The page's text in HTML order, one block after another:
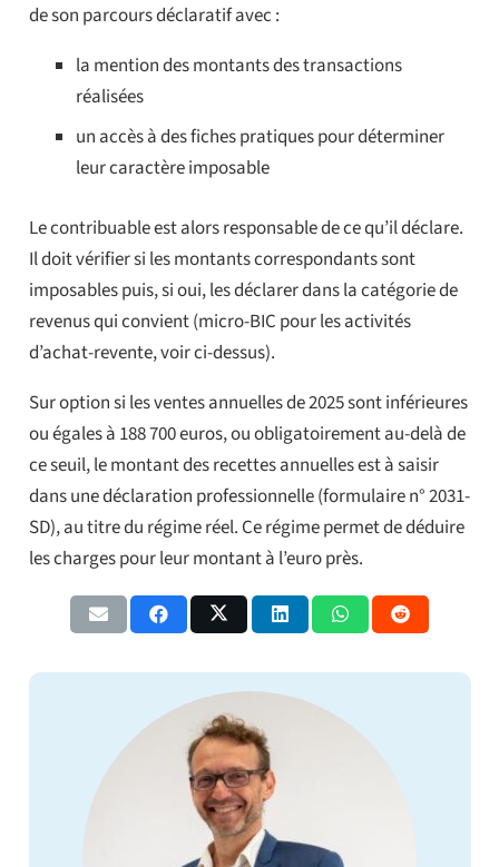
de son parcours déclaratif avec :
la mention des montants des transactions
réalisées
un accès à des fiches pratiques pour déterminer
leur caractère imposable
Le contribuable est alors responsable de ce qu’il déclare.
Il doit vérifier si les montants correspondants sont
imposables puis, si oui, les déclarer dans la catégorie de
revenus qui convient (micro-BIC pour les activités
d’achat-revente, voir ci-dessus).
Sur option si les ventes annuelles de 2025 sont inférieures
ou égales à 188 700 euros, ou obligatoirement au-delà de
ce seuil, le montant des recettes annuelles est à saisir
dans une déclaration professionnelle (formulaire n° 2031-
SD), au titre du régime réel. Ce régime permet de déduire
les charges pour leur montant à l’euro près.